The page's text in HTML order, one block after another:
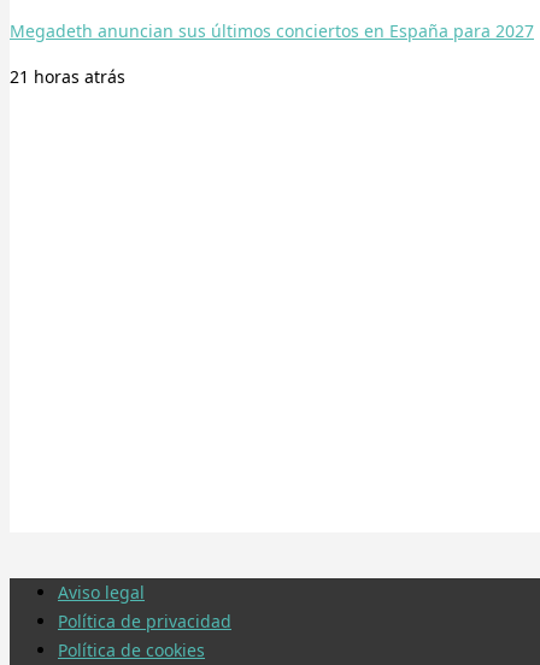
Megadeth anuncian sus últimos conciertos en España para 2027
21 horas atrás
Aviso legal
Política de privacidad
Política de cookies